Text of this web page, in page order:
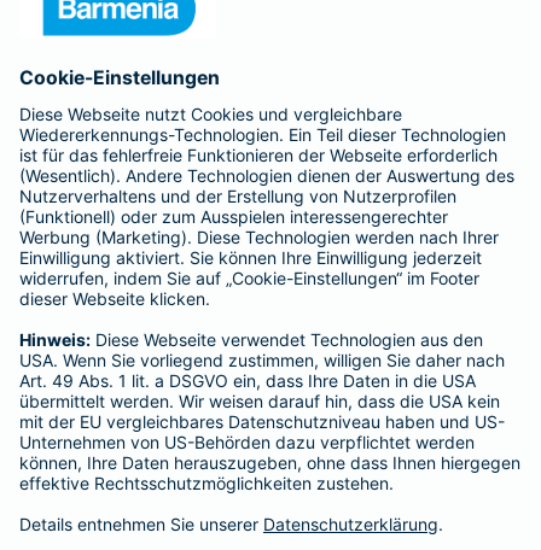
Barmenia ist Teil der BarmeniaGothaer
BELIEBTE SEITEN
Kranken-Zusatzversicherung
Tierversicherungen
Haftpflichtversicherung
Hausratversicherung
Adresse ändern
Schaden melden
Kilometerstandsmeldung
Serviceübersicht